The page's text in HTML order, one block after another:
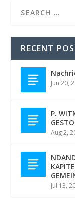
RECENT
Jun 20,
P.
Aug 2,
Jul 13,